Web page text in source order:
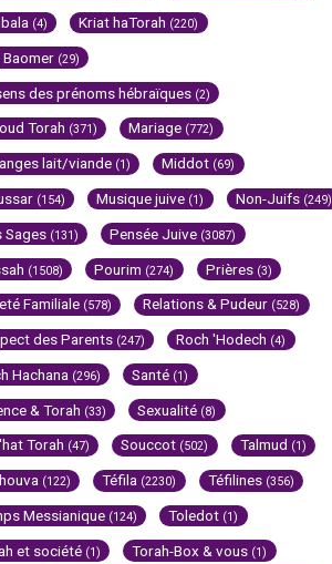
(4) Kriat haTorah (220)
Baomer (29)
des prénoms hébraïques (2)
Torah (371) Mariage (772)
lait/viande (1) Middot (69)
(154) Musique juive (1) Non-Juifs (249)
Sages (131) Pensée Juive (3087)
(1508) Pourim (274) Prières (3)
Familiale (578) Relations & Pudeur (528)
des Parents (247) Roch 'Hodech (4)
Hachana (296) Santé (1)
& Torah (33) Sexualité (8)
Torah (47) Souccot (502) Talmud (1)
(122) Téfila (2230) Téfilines (356)
Messianique (124) Toledot (1)
et société (1) Torah-Box & vous (1)